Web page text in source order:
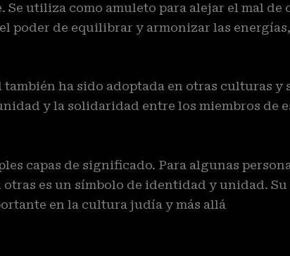
utiliza como amuleto para alejar el mal de
poder de equilibrar y armonizar las
ha sido adoptada en otras culturas y
y la solidaridad entre los miembros de
capas de significado. Para algunas
es un símbolo de identidad y unidad.
en la cultura judía y más allá